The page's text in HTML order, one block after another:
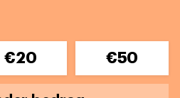
€20 €50